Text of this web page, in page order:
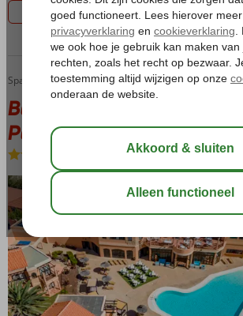
Filter 1 aanbiedingen
Home Canarische Eilanden Fuerteventura La Pared
Bakour Fuerteventura La Pared
Bakour Fuerteventura La
Pared
All Inclusive-Hotel